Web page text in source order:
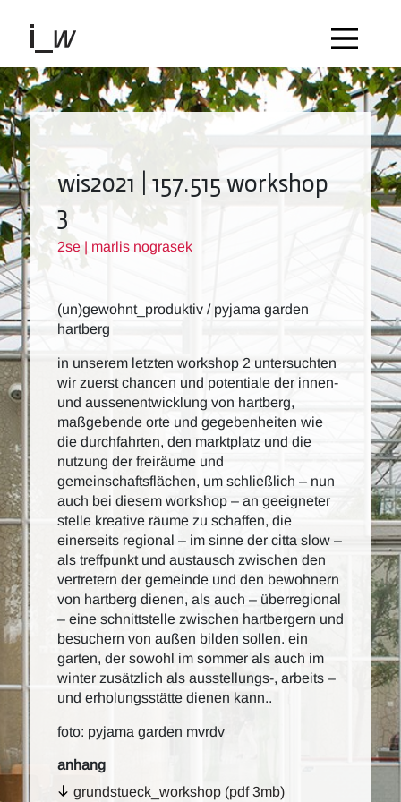
wis2021 | 157.515 workshop
3
2se | marlis nograsek
(un)gewohnt_produktiv / pyjama garden
hartberg
in unserem letzten workshop 2 untersuchten
wir zuerst chancen und potentiale der innen-
und aussenentwicklung von hartberg,
maßgebende orte und gegebenheiten wie
die durchfahrten, den marktplatz und die
nutzung der freiräume und
gemeinschaftsflächen, um schließlich – nun
auch bei diesem workshop – an geeigneter
stelle kreative räume zu schaffen, die
einerseits regional – im sinne der citta slow –
als treffpunkt und austausch zwischen den
vertretern der gemeinde und den bewohnern
von hartberg dienen, als auch – überregional
– eine schnittstelle zwischen hartbergern und
besuchern von außen bilden sollen. ein
garten, der sowohl im sommer als auch im
winter zusätzlich als ausstellungs-, arbeits –
und erholungsstätte dienen kann..
foto: pyjama garden mvrdv
anhang
grundstueck_workshop (pdf 3mb)